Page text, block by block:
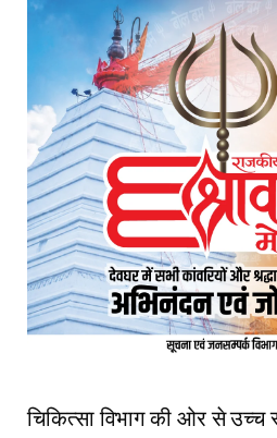
चिकित्सा विभाग की ओर से उच्च